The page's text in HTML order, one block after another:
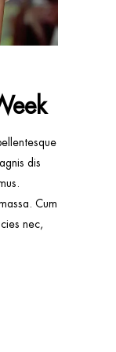
dis
Cum
nec,